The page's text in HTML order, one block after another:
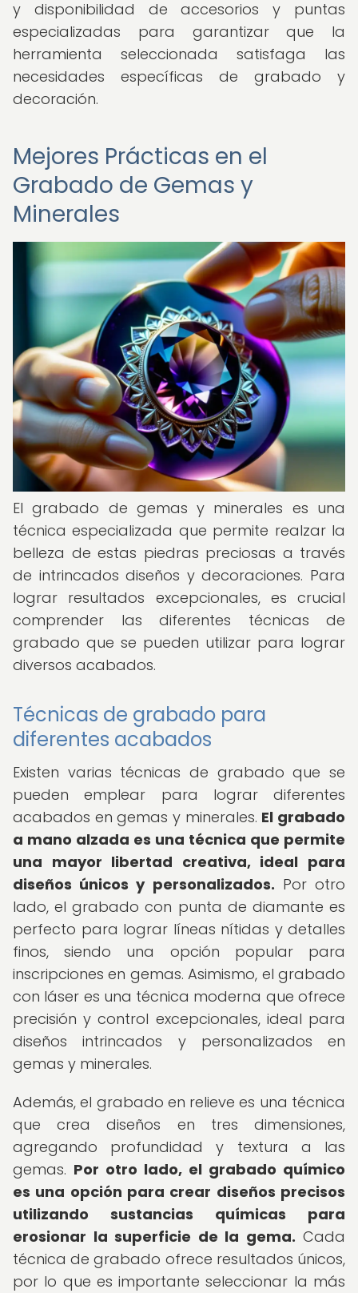
y disponibilidad de accesorios y puntas
especializadas para garantizar que la
herramienta seleccionada satisfaga las
necesidades específicas de grabado y
decoración.
Mejores Prácticas en el
Grabado de Gemas y
Minerales
El grabado de gemas y minerales es una
técnica especializada que permite realzar la
belleza de estas piedras preciosas a través
de intrincados diseños y decoraciones. Para
lograr resultados excepcionales, es crucial
comprender las diferentes técnicas de
grabado que se pueden utilizar para lograr
diversos acabados.
Técnicas de grabado para
diferentes acabados
Existen varias técnicas de grabado que se
pueden emplear para lograr diferentes
acabados en gemas y minerales. El grabado
a mano alzada es una técnica que permite
una mayor libertad creativa, ideal para
diseños únicos y personalizados. Por otro
lado, el grabado con punta de diamante es
perfecto para lograr líneas nítidas y detalles
finos, siendo una opción popular para
inscripciones en gemas. Asimismo, el grabado
con láser es una técnica moderna que ofrece
precisión y control excepcionales, ideal para
diseños intrincados y personalizados en
gemas y minerales.
Además, el grabado en relieve es una técnica
que crea diseños en tres dimensiones,
agregando profundidad y textura a las
gemas. Por otro lado, el grabado químico
es una opción para crear diseños precisos
utilizando sustancias químicas para
erosionar la superficie de la gema. Cada
técnica de grabado ofrece resultados únicos,
por lo que es importante seleccionar la más